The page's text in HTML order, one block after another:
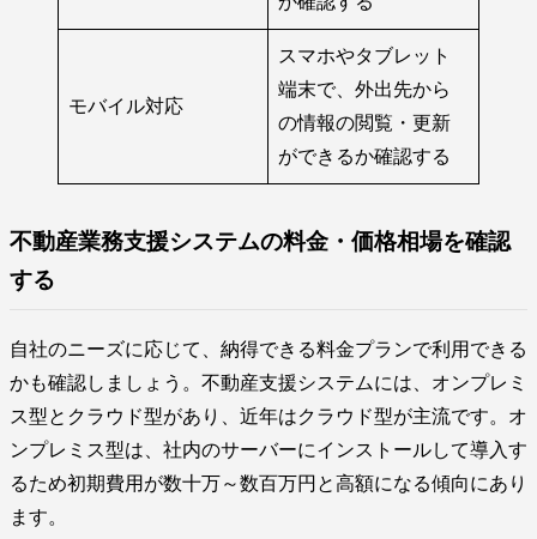
モバイル対応
スマホやタブレット
端末で、外出先から
の情報の閲覧・更新
ができるか確認する
不動産業務支援システムの料金・価格相場を確認
する
自社のニーズに応じて、納得できる料金プランで利用できる
かも確認しましょう。不動産支援システムには、オンプレミ
ス型とクラウド型があり、近年はクラウド型が主流です。オ
ンプレミス型は、社内のサーバーにインストールして導入す
るため初期費用が数十万～数百万円と高額になる傾向にあり
ます。